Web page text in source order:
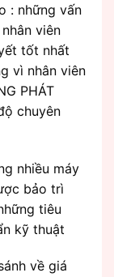
: những vấn
viên
tốt nhất
vì nhân viên
PHÁT
chuyên
nhiều máy
bảo trì
tiêu
kỹ thuật
về giá